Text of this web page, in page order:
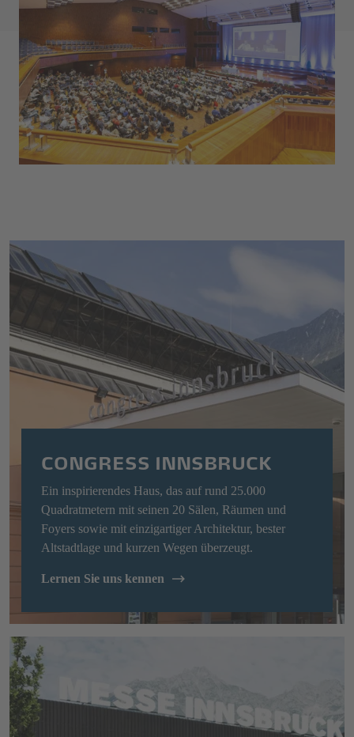
CONGRESS INNSBRUCK
Ein inspirierendes Haus, das auf rund 25.000
Quadratmetern mit seinen 20 Sälen, Räumen und
Foyers sowie mit einzigartiger Architektur, bester
Altstadtlage und kurzen Wegen überzeugt.
Lernen Sie uns kennen